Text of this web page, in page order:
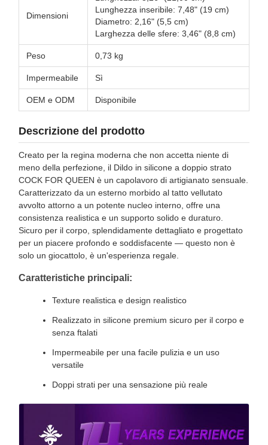
Dimensioni
Lunghezza inseribile: 7,48" (19 cm)
Diametro: 2,16" (5,5 cm)
Larghezza delle sfere: 3,46" (8,8 cm)
Peso 0,73 kg
Impermeabile Sì
OEM e ODM Disponibile
Descrizione del prodotto
Creato per la regina moderna che non accetta niente di
meno della perfezione, il Dildo in silicone a doppio strato
COCK FOR QUEEN è un capolavoro di artigianato sensuale.
Caratterizzato da un esterno morbido al tatto vellutato
avvolto attorno a un potente nucleo interno, offre una
consistenza realistica e un supporto solido e duraturo.
Sicuro per il corpo, splendidamente dettagliato e progettato
per un piacere profondo e soddisfacente — questo non è
solo un giocattolo, è un'esperienza regale.
Caratteristiche principali:
Texture realistica e design realistico
Realizzato in silicone premium sicuro per il corpo e
senza ftalati
Impermeabile per una facile pulizia e un uso
versatile
Doppi strati per una sensazione più reale